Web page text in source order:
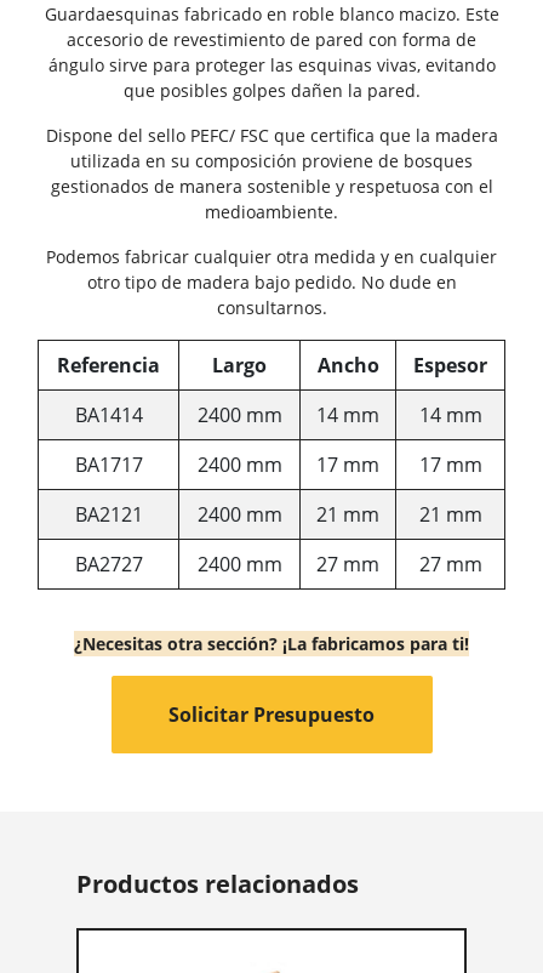
Guardaesquinas fabricado en roble blanco macizo. Este
accesorio de revestimiento de pared con forma de
ángulo sirve para proteger las esquinas vivas, evitando
que posibles golpes dañen la pared.
Dispone del sello PEFC/ FSC que certifica que la madera
utilizada en su composición proviene de bosques
gestionados de manera sostenible y respetuosa con el
medioambiente.
Podemos fabricar cualquier otra medida y en cualquier
otro tipo de madera bajo pedido. No dude en
consultarnos.
Referencia Largo Ancho
Espesor
BA1414
2400 mm 14 mm
14 mm
BA1717
2400 mm 17 mm
17 mm
BA2121
2400 mm 21 mm
21 mm
BA2727
2400 mm 27 mm 27 mm
¿Necesitas otra sección? ¡La fabricamos para ti!
Solicitar Presupuesto
Productos relacionados